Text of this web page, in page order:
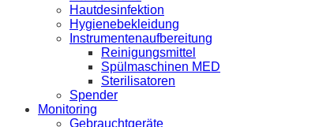
Hautdesinfektion
Hygienebekleidung
Instrumentenaufbereitung
Reinigungsmittel
Spülmaschinen MED
Sterilisatoren
Spender
Monitoring
Gebrauchtgeräte